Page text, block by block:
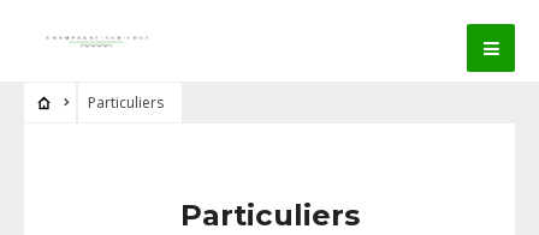
Particuliers
Particuliers